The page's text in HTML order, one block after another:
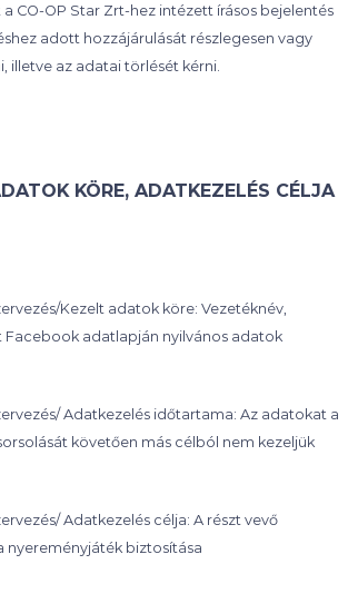
CO-OP Star Zrt-hez intézett írásos bejelentés
adott hozzájárulását részlegesen vagy
illetve az adatai törlését kérni.
KÖRE, ADATKEZELÉS CÉLJA
Kezelt adatok köre: Vezetéknév,
Facebook adatlapján nyilvános adatok
Adatkezelés időtartama: Az adatokat a
követően más célból nem kezeljük
Adatkezelés célja: A részt vevő
nyereményjáték biztosítása